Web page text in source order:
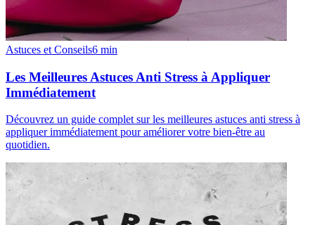
Astuces et Conseils6 min
Les Meilleures Astuces Anti Stress à Appliquer
Immédiatement
Découvrez un guide complet sur les meilleures astuces anti stress à
appliquer immédiatement pour améliorer votre bien-être au
quotidien.